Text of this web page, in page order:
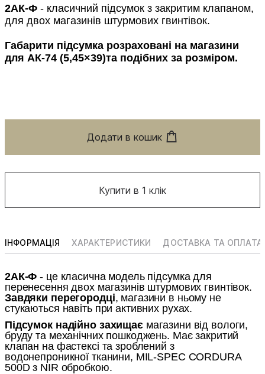
2АК-Ф - класичний підсумок з закритим клапаном,
для двох магазинів штурмових гвинтівок.
Габарити підсумка розраховані на магазини
для АК-74 (5,45×39)та подібних за розміром.
Додати в кошик
Купити в 1 клік
ІНФОРМАЦІЯ ХАРАКТЕРИСТИКИ ДОСТАВКА ТА ОПЛАТА
2АК-Ф - це класична модель підсумка для
перенесення двох магазинів штурмових гвинтівок.
Завдяки перегородці, магазини в ньому не
стукаються навіть при активних рухах.
Підсумок надійно захищаємагазини від вологи,
бруду та механічних пошкоджень. Має закритий
клапан на фастексі та зроблений з
водонепроникної тканини, MIL-SPEC CORDURA
500D з NIR обробкою.